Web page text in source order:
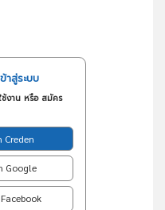
าสู่ระบบ
ช้งาน หรือ สมัคร
Creden
Google